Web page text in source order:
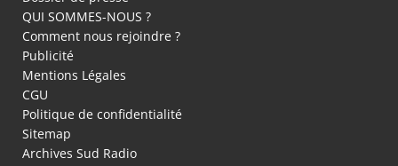
QUI SOMMES-NOUS ?
Comment nous rejoindre ?
Publicité
Mentions Légales
CGU
Politique de confidentialité
Sitemap
Archives Sud Radio